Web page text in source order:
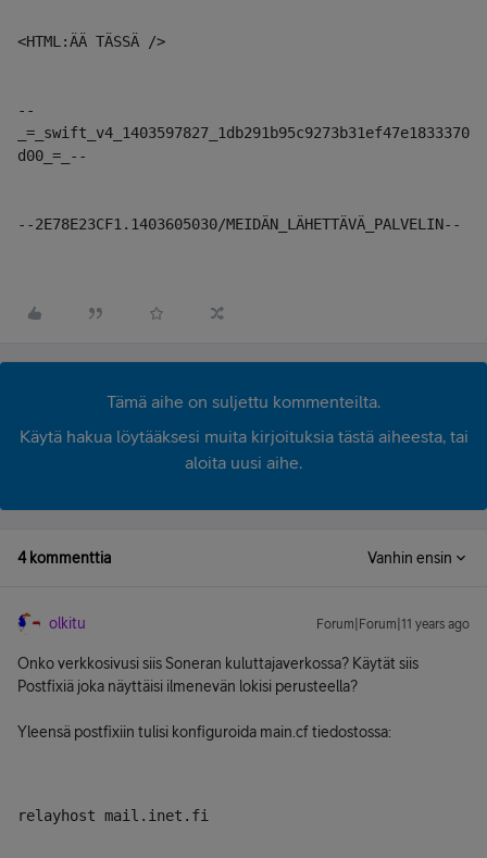
<HTML:ÄÄ TÄSSÄ />
--
_=_swift_v4_1403597827_1db291b95c9273b31ef47e1833370
d00_=_--
--2E78E23CF1.1403605030/MEIDÄN_LÄHETTÄVÄ_PALVELIN--
Tämä aihe on suljettu kommenteilta.
Käytä hakua löytääksesi muita kirjoituksia tästä aiheesta, tai
aloita uusi aihe.
4 kommenttia Vanhin ensin
olkitu Forum|Forum|11 years ago
Onko verkkosivusi siis Soneran kuluttajaverkossa? Käytät siis
Postfixiä joka näyttäisi ilmenevän lokisi perusteella?
Yleensä postfixiin tulisi konfiguroida main.cf tiedostossa:
relayhost mail.inet.fi